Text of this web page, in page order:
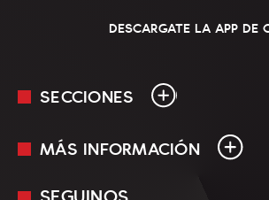
DESCARGATE LA APP DE
SECCIONES
En Vivo
MÁS INFORMACIÓN